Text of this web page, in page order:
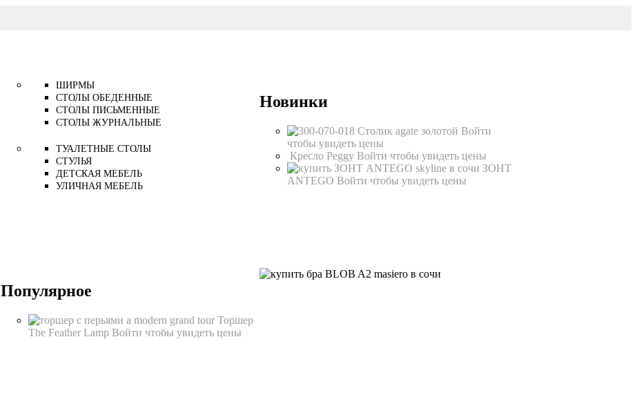
ШИРМЫ
СТОЛЫ ОБЕДЕННЫЕ
СТОЛЫ ПИСЬМЕННЫЕ
СТОЛЫ ЖУРНАЛЬНЫЕ
ТУАЛЕТНЫЕ СТОЛЫ
СТУЛЬЯ
ДЕТСКАЯ МЕБЕЛЬ
УЛИЧНАЯ МЕБЕЛЬ
Новинки
Столик agate золотой Войти
чтобы увидеть цены
Кресло Peggy Войти чтобы увидеть цены
ЗОНТ
ANTEGO Войти чтобы увидеть цены
Популярное
Торшер
The Feather LampВойти чтобы увидеть цены